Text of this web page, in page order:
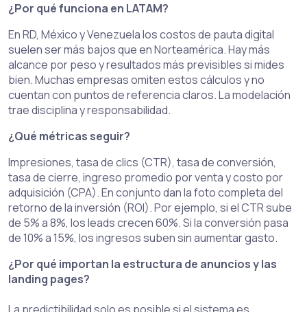
¿Por qué funciona en LATAM?
En RD, México y Venezuela los costos de pauta digital
suelen ser más bajos que en Norteamérica. Hay más
alcance por peso y resultados más previsibles si mides
bien. Muchas empresas omiten estos cálculos y no
cuentan con puntos de referencia claros. La modelación
trae disciplina y responsabilidad.
¿Qué métricas seguir?
Impresiones, tasa de clics (CTR), tasa de conversión,
tasa de cierre, ingreso promedio por venta y costo por
adquisición (CPA). En conjunto dan la foto completa del
retorno de la inversión (ROI). Por ejemplo, si el CTR sube
de 5% a 8%, los leads crecen 60%. Si la conversión pasa
de 10% a 15%, los ingresos suben sin aumentar gasto.
¿Por qué importan la estructura de anuncios y las
landing pages?